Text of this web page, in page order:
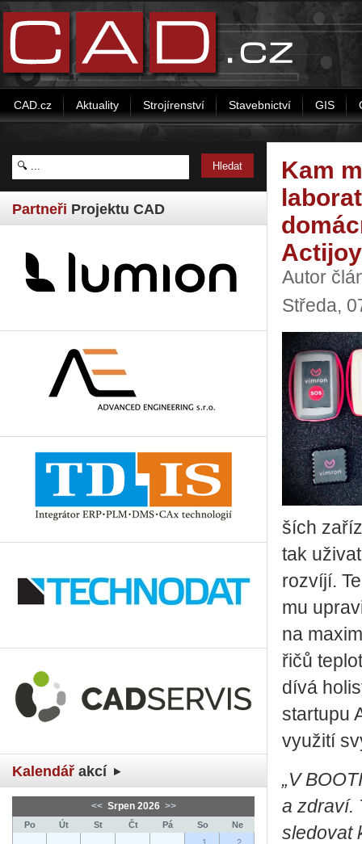
CAD.cz Aktuality Strojírenství Stavebnictví GIS
Partneři Projektu CAD
Kalendář akcí
<< Srpen 2026 >>
Po Út St Čt Pá So
Ne
1
2
Kam
Actijoy
Autor
Středa,
ších
tak
roz­ví­jí.
mu
na
ři­čů
dí­vá
start­upu
vy­u­ži­tí
„V
a zdraví.
sledovat